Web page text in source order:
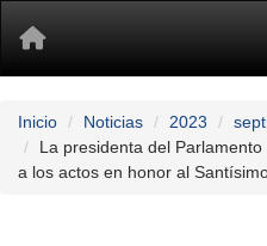
Inicio Noticias 2023
La presidenta del
a los actos en honor al